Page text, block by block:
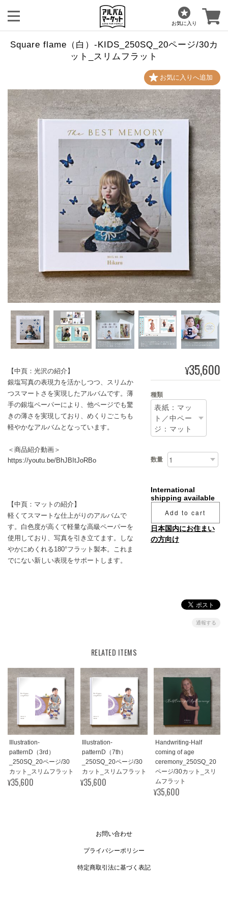
お気に入り
Square flame（白）-KIDS_250SQ_20ページ/30カ
ット_スリムフラット
【中頁：光沢の紹介】
銀塩写真の表現力を活かしつつ、スリムか
つスマートさを実現したアルバムです。薄
手の銀塩ペーパーにより、他ページでも驚
きの薄さを実現しており、めくりごこちも
軽やかなアルバムとなっています。
＜商品紹介動画＞
https://youtu.be/BhJBItJoRBo
【中頁：マットの紹介】
軽くてスマートな仕上がりのアルバムで
す。白色度が高くて軽量な高級ペーパーを
使用しており、写真を引き立てます。しな
やかにめくれる180°フラット製本。これま
でにない新しい表現をサポートします。
¥35,600
種類
数量
International
shipping available
Add to cart
日本国内にお住まい
の方向け
通報する
RELATED ITEMS
Illustration-
patternD（3rd）
_250SQ_20ページ/30
カット_スリムフラット
¥35,600
Illustration-
patternD（7th）
_250SQ_20ページ/30
カット_スリムフラット
¥35,600
Handwriting-Half
coming of age
ceremony_250SQ_20
ページ/30カット_スリ
ムフラット
¥35,600
お問い合わせ
プライバシーポリシー
特定商取引法に基づく表記